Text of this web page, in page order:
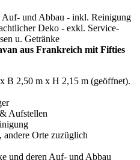
und Abbau - inkl. Reinigung
Deko - exkl. Service-
u. Getränke
aus Frankreich mit Fifties
B 2,50 m x H 2,15 m (geöffnet).
Aufstellen
Orte zuzüglich
und deren Auf- und Abbau